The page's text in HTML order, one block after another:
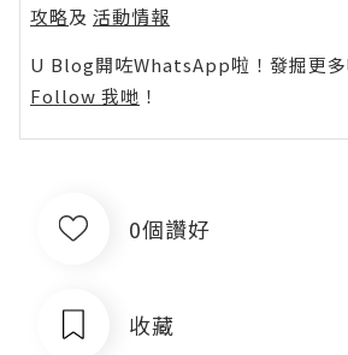
攻略及 活動情報
U Blog開咗WhatsApp啦！發掘更多
Follow 我哋 ！
0個讚好
收藏